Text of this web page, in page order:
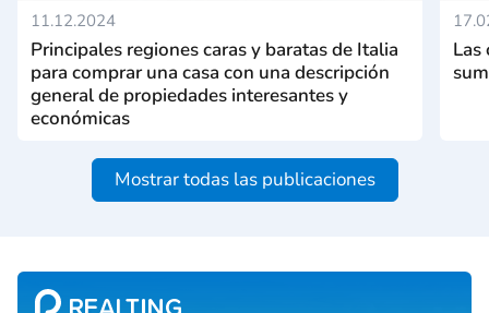
11.12.2024
Principales regiones caras y baratas de Italia
para comprar una casa con una descripción
general de propiedades interesantes y
económicas
Las
Mostrar todas las publicaciones